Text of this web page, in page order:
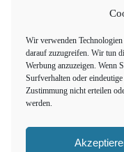
Wir verwenden
darauf zuzugreifen. Wir tun
Werbung anzuzeigen. Wenn
Surfverhalten oder
Zustimmung nicht erteilen
werden.